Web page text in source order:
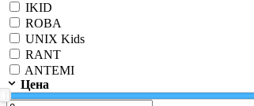
IKID
ROBA
UNIX Kids
RANT
ANTEMI
Цена